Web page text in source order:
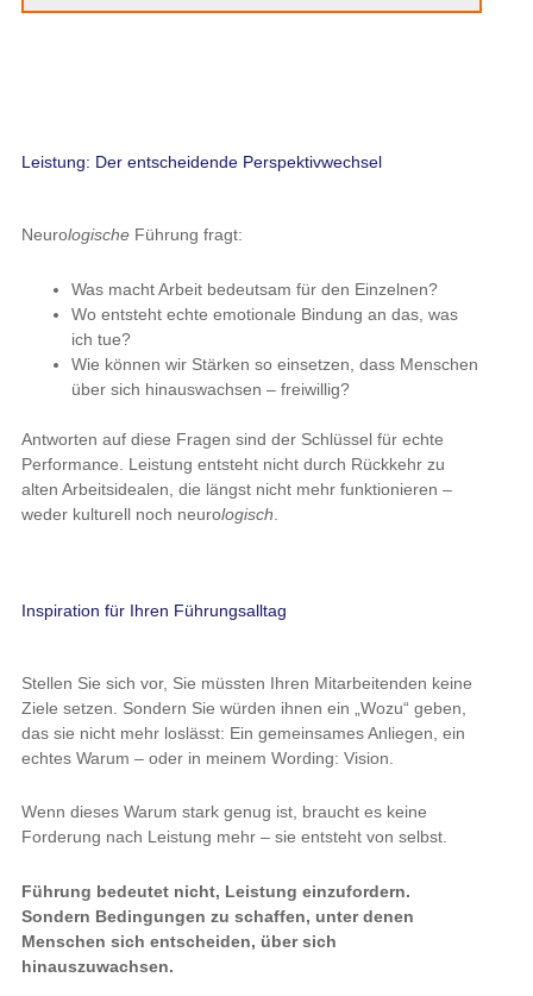
Leistung: Der entscheidende Perspektivwechsel
NeurologischeFührung fragt:
Was macht Arbeit bedeutsam für den Einzelnen?
Wo entsteht echte emotionale Bindung an das, was
ich tue?
Wie können wir Stärken so einsetzen, dass Menschen
über sich hinauswachsen – freiwillig?
Antworten auf diese Fragen sind der Schlüssel für echte
Performance. Leistung entsteht nicht durch Rückkehr zu
alten Arbeitsidealen, die längst nicht mehr funktionieren –
weder kulturell noch neurologisch
Inspiration für Ihren Führungsalltag
Stellen Sie sich vor, Sie müssten Ihren Mitarbeitenden keine
Ziele setzen. Sondern Sie würden ihnen ein „Wozu“ geben,
das sie nicht mehr loslässt: Ein gemeinsames Anliegen, ein
echtes Warum – oder in meinem Wording: Vision.
Wenn dieses Warum stark genug ist, braucht es keine
Forderung nach Leistung mehr – sie entsteht von selbst.
Führung bedeutet nicht, Leistung einzufordern.
Sondern Bedingungen zu schaffen, unter denen
Menschen sich entscheiden, über sich
hinauszuwachsen.